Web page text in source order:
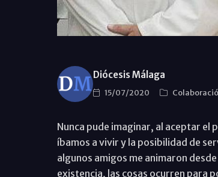
Diócesis Málaga
15/07/2020
Nunca pude imaginar, al aceptar el
íbamos a vivir y la posibilidad de
algunos amigos me animaron
existencia, las cosas ocurren para